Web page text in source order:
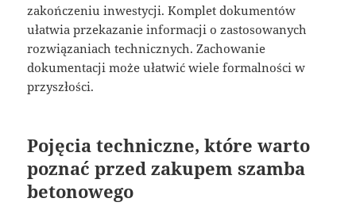
zakończeniu inwestycji. Komplet dokumentów
ułatwia przekazanie informacji o zastosowanych
rozwiązaniach technicznych. Zachowanie
dokumentacji może ułatwić wiele formalności w
przyszłości.
Pojęcia techniczne, które warto
poznać przed zakupem szamba
betonowego